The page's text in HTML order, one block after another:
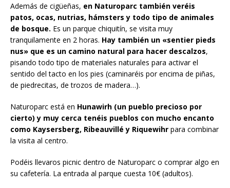
Además de cigüeñas, en Naturoparc también veréis
patos, ocas, nutrias, hámsters y todo tipo de animales
de bosque. Es un parque chiquitín, se visita muy
tranquilamente en 2 horas. Hay también un «sentier pieds
nus» que es un camino natural para hacer descalzos,
pisando todo tipo de materiales naturales para activar el
sentido del tacto en los pies (caminaréis por encima de piñas,
de piedrecitas, de trozos de madera…).
Naturoparc está en Hunawirh (un pueblo precioso por
cierto) y muy cerca tenéis pueblos con mucho encanto
como Kaysersberg, Ribeauvillé y Riquewihr para combinar
la visita al centro.
Podéis llevaros picnic dentro de Naturoparc o comprar algo en
su cafetería. La entrada al parque cuesta 10€ (adultos).